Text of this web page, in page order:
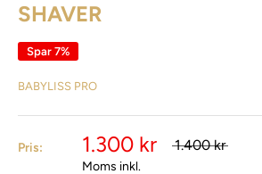
SHAVER
Spar 7%
BABYLISS PRO
Pris: 1.300 kr 1.400 kr
Moms inkl.